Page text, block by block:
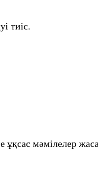
тиіс.
ұқсас мәмілелер